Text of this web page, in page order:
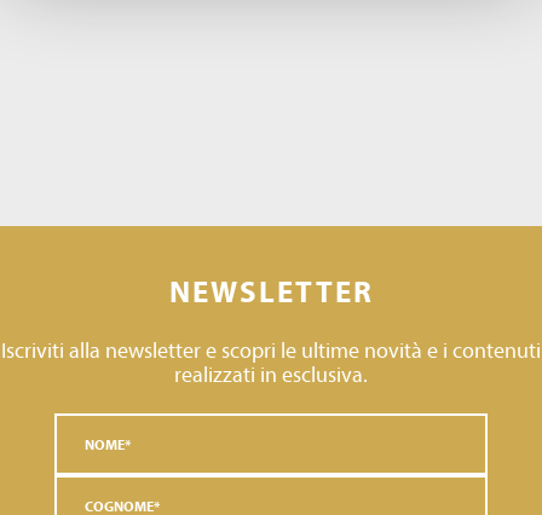
NEWSLETTER
Iscriviti alla newsletter e scopri le ultime novità e i contenuti
realizzati in esclusiva.